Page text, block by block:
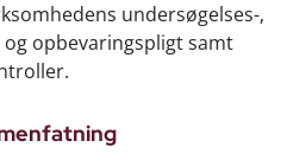
undersøgelses-,
opbevaringspligt samt